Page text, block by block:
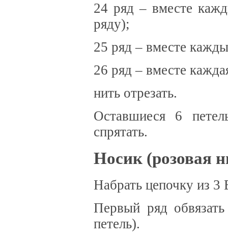
24 ряд – вместе
ряду);
25 ряд – вместе
26 ряд – вместе
нить отрезать.
Оставшиеся 6
спрятать.
Носик (розовая
Набрать цепочку из
Первый ряд
петель).